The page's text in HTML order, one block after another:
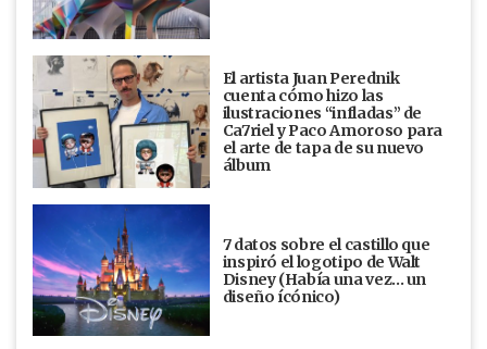
El artista Juan Perednik
cuenta cómo hizo las
ilustraciones “infladas” de
Ca7riel y Paco Amoroso para
el arte de tapa de su nuevo
álbum
7 datos sobre el castillo que
inspiró el logotipo de Walt
Disney (Había una vez... un
diseño ícónico)